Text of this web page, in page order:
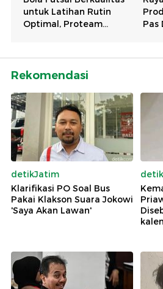
Rekomendasi
detikJatim
Klarifikasi PO Soal Bus
Pakai Klakson Suara Jokowi
'Saya Akan Lawan'